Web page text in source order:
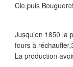
Cie,puis
Jusqu'en 1850 la
fours à
La production